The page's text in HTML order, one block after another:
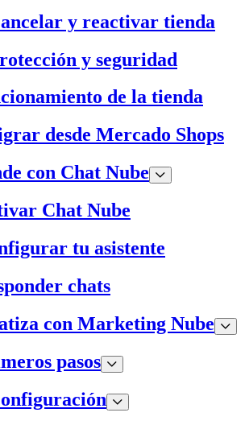
y reactivar tienda
y seguridad
de la tienda
desde Mercado Shops
con Chat Nube
Chat Nube
tu asistente
chats
con Marketing Nube
pasos